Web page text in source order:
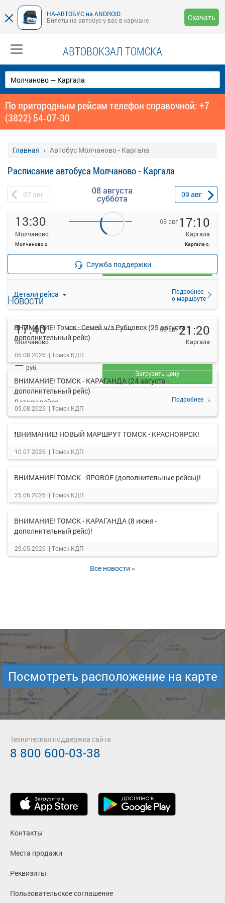
НА-АВТОБУС на ANDROID
Билеты на автобус у вас в кармане
Скачать
АВТОВОКЗАЛ ТОМСКА
По пригородным рейсам телефон справочной: +7
(3822) 54‑07-30
Главная Автобус Молчаново - Каргала
Расписание автобуса Молчаново - Каргала
07 авг 08 августа
суббота 09 авг
13:30
Молчаново
Молчаново с.
08 авг 17:10
Каргала
Каргала с.
Детали рейса
Подробнее
о маршруте
—
Загрузить цену
17:40
Молчаново
Молчаново с.
08 авг21:20
Каргала
Детали рейса
Подробнее
— руб.
Загрузить цену
Служба поддержки
Новости
ВНИМАНИЕ! Томск - Семей ч/з Рубцовск (25 августа -
дополнительный рейс)
05.08.2026 || Томск КДП
ВНИМАНИЕ! ТОМСК - КАРАГАНДА (24 августа -
дополнительный рейс)
05.08.2026 || Томск КДП
❗ВНИМАНИЕ! НОВЫЙ МАРШРУТ ТОМСК - КРАСНОЯРСК!
10.07.2026 || Томск КДП
ВНИМАНИЕ! ТОМСК - ЯРОВОЕ (дополнительные рейсы)!
25.06.2026 || Томск КДП
ВНИМАНИЕ! ТОМСК - КАРАГАНДА (8 июня -
дополнительный рейс)!
29.05.2026 || Томск КДП
Все новости »
Посмотреть расположение на карте
Контакты
Места продажи
Реквизиты
Пользовательское соглашение
Техническая поддержка сайта
8 800 600-03-38